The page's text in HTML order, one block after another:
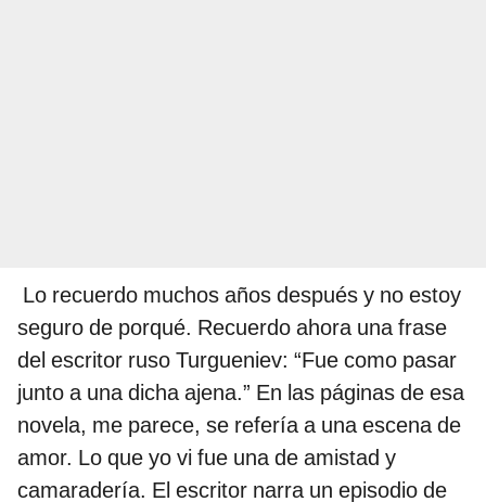
Lo recuerdo muchos años después y no estoy
seguro de porqué. Recuerdo ahora una frase
del escritor ruso Turgueniev: “Fue como pasar
junto a una dicha ajena.” En las páginas de esa
novela, me parece, se refería a una escena de
amor. Lo que yo vi fue una de amistad y
camaradería. El escritor narra un episodio de